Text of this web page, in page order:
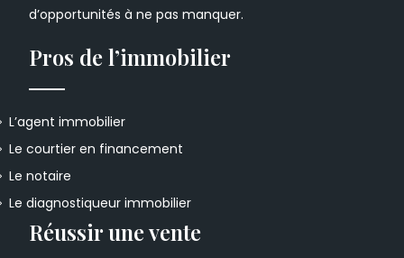
d’opportunités à ne pas manquer.
Pros de l’immobilier
L’agent immobilier
Le courtier en financement
Le notaire
Le diagnostiqueur immobilier
Réussir une vente